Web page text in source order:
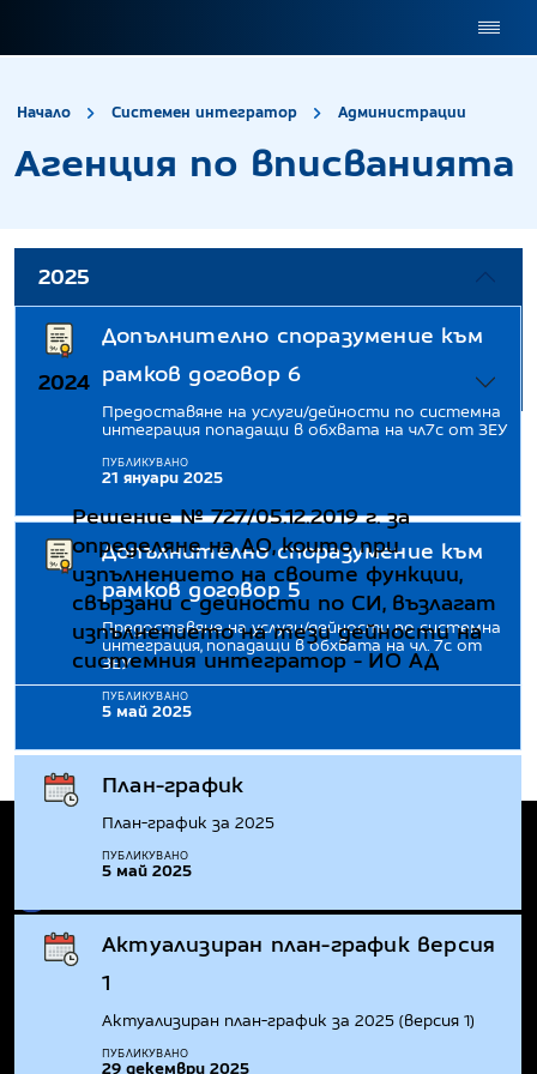
Начало Системен интегратор Администрации
Агенция по вписванията
2025
Допълнително споразумение към
рамков договор 6
Предоставяне на услуги/дейности по системна
интеграция попадащи в обхвата на чл7с от ЗЕУ
ПУБЛИКУВАНО
21 януари 2025
Допълнително споразумение към
рамков договор 5
Предоставяне на услуги/дейности по системна
интеграция, попадащи в обхвата на чл. 7с от
ЗЕУ
ПУБЛИКУВАНО
5 май 2025
План-график
План-график за 2025
ПУБЛИКУВАНО
5 май 2025
Актуализиран план-график версия
1
Актуализиран план-график за 2025 (версия 1)
ПУБЛИКУВАНО
29 декември 2025
2024
Нормативни актове
Решение № 727/05.12.2019 г. за
определяне на АО, които при
изпълнението на своите функции,
свързани с дейности по СИ, възлагат
изпълнението на тези дейности на
системния интегратор - ИО АД
Национален системен интегратор
ул. Панайот Волов 2, София 1504
0700 14 220
Сигнали Статус на услугите